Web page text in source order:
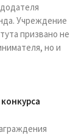
Учреждение
призвано не
но и